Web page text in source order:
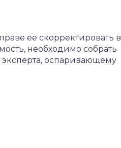
ее скорректировать в
необходимо собрать
оспаривающему